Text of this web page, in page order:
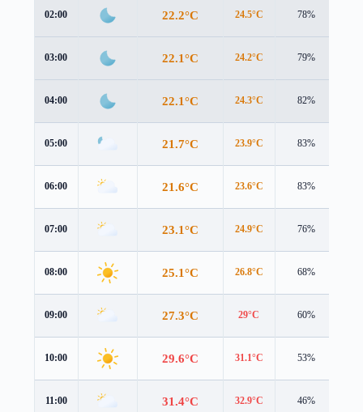
02:00 22.2°C 24.5°C 78%
03:00 22.1°C 24.2°C 79%
04:00 22.1°C 24.3°C 82%
05:00 21.7°C 23.9°C 83%
06:00 21.6°C 23.6°C 83%
07:00 23.1°C 24.9°C 76%
08:00 25.1°C 26.8°C 68%
09:00 27.3°C 29°C 60%
10:00 29.6°C 31.1°C 53%
11:00 31.4°C 32.9°C 46%